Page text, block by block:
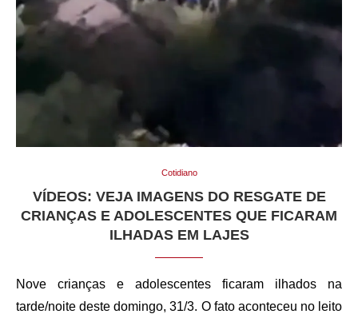
Cotidiano
VÍDEOS: VEJA IMAGENS DO RESGATE DE
CRIANÇAS E ADOLESCENTES QUE FICARAM
ILHADAS EM LAJES
Nove crianças e adolescentes ficaram ilhados na
tarde/noite deste domingo, 31/3. O fato aconteceu no leito